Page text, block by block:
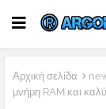
Αρχική σελίδα
μνήμη RAM και